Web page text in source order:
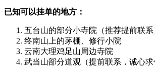
已知可以挂单的地方：
五台山的部分小寺院（推荐提前联系
终南山上的茅棚、修行小院
云南大理鸡足山周边寺院
武当山部分道观（提前联系，诚心求